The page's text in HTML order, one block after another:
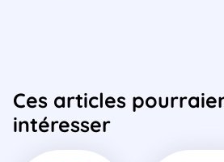
Ces articles
intéresser